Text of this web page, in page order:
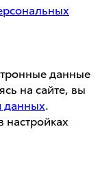
данные
на сайте, вы
данных.
настройках